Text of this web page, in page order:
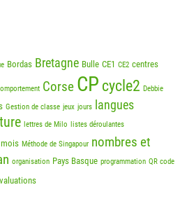
Bordas Bretagne Bulle CE1 CE2 centres
Corse CP cycle2 Debbie
Gestion de classe jeux jours
langues
lettres de Milo listes déroulantes
mois Méthode de Singapour nombres et
organisation Pays Basque programmation QR code